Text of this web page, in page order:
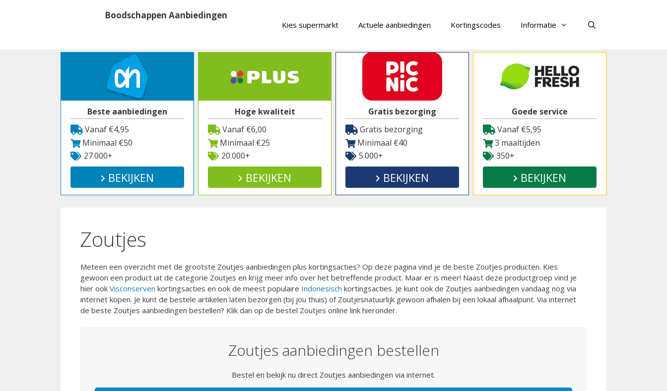
Boodschappen Aanbiedingen
Kies supermarkt Actuele aanbiedingen Kortingscodes Informatie
Beste aanbiedingen
Vanaf €4,95
Minimaal €50
27.000+
BEKIJKEN
Hoge kwaliteit
Vanaf €6,00
Minimaal €25
20.000+
BEKIJKEN
Gratis bezorging
Gratis bezorging
Minimaal €40
5.000+
BEKIJKEN
Goede service
Vanaf €5,95
3 maaltijden
350+
BEKIJKEN
Zoutjes
Meteen een overzicht met de grootste Zoutjes aanbiedingen plus kortingsacties? Op deze pagina vind je de beste Zoutjes producten. Kies
gewoon een product uit de categorie Zoutjes en krijg meer info over het betreffende product. Maar er is meer! Naast deze productgroep vind je
hier ook Visconserven kortingsacties en ook de meest populaire Indonesisch kortingsacties. Je kunt ook de Zoutjes aanbiedingen vandaag nog via
internet kopen. Je kunt de bestele artikelen laten bezorgen (bij jou thuis) of Zoutjesnatuurlijk gewoon afhalen bij een lokaal afhaalpunt. Via internet
de beste Zoutjes aanbiedingen bestellen? Klik dan op de bestel Zoutjes online link hieronder.
Zoutjes aanbiedingen bestellen
Bestel en bekijk nu direct Zoutjes aanbiedingen via internet.